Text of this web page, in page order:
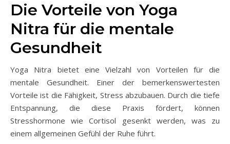
Die Vorteile von Yoga
Nitra für die mentale
Gesundheit
Yoga Nitra bietet eine Vielzahl von Vorteilen für die
mentale Gesundheit. Einer der bemerkenswertesten
Vorteile ist die Fähigkeit, Stress abzubauen. Durch die tiefe
Entspannung, die diese Praxis fördert, können
Stresshormone wie Cortisol gesenkt werden, was zu
einem allgemeinen Gefühl der Ruhe führt.